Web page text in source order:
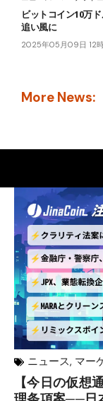
ビットコイン10万
追い風に
2025年05月09日 12
More News:
ニュース, マー
【今日の仮想